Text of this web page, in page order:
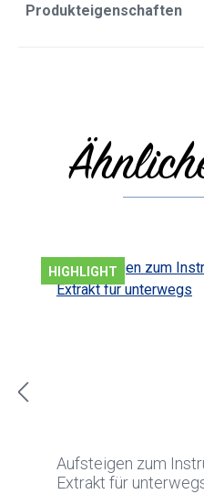
Produkteigenschaften
Produktgalerie
HIGHLIGHT
Aufsteigen zum
Extrakt für